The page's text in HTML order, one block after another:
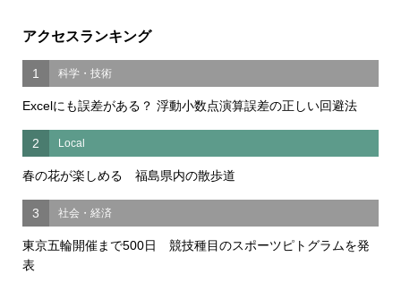
アクセスランキング
1 科学・技術
Excelにも誤差がある？ 浮動小数点演算誤差の正しい回避法
2 Local
春の花が楽しめる 福島県内の散歩道
3 社会・経済
東京五輪開催まで500日 競技種目のスポーツピトグラムを発
表